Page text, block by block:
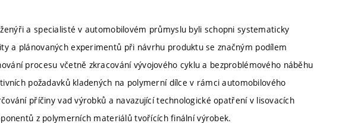
a specialisté v automobilovém průmyslu byli schopni systematicky
a plánovaných experimentů při návrhu produktu se značným podílem
procesu včetně zkracování vývojového cyklu a bezproblémového náběhu
požadavků kladených na polymerní dílce v rámci automobilového
příčiny vad výrobků a navazující technologické opatření v lisovacích
z polymerních materiálů tvořících finální výrobek.